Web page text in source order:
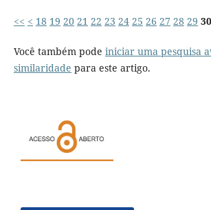
<< < 18 19 20 21 22 23 24 25 26 27 28 29 30
Você também pode iniciar uma pesquisa
similaridade para este artigo.